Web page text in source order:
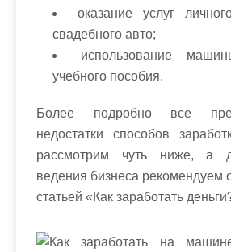
оказание услуг
свадебного авто;
использование
учебного пособия.
Более подробно все
недостатки способов
рассмотрим чуть ниже, а
ведения бизнеса рекомендуем
статьей «Как заработать